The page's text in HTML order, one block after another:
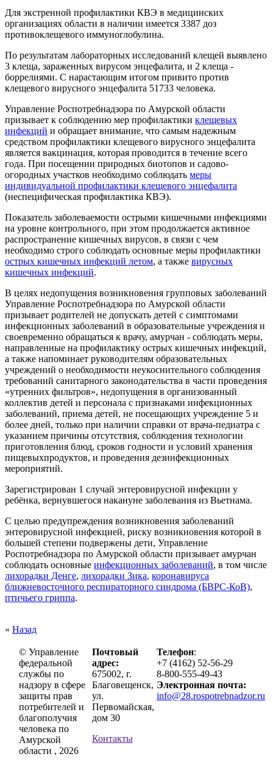
Для экстренной профилактики КВЭ в медицинских
организациях области в наличии имеется 3387 доз
противоклещевого иммуноглобулина.
По результатам лабораторных исследований клещей выявлено
3 клеща, зараженных вирусом энцефалита, и 2 клеща -
боррелиями. С нарастающим итогом привито против
клещевого вирусного энцефалита 51733 человека.
Управление Роспотребнадзора по Амурской области
призывает к соблюдению мер профилактики клещевых
инфекций и обращает внимание, что самым надежным
средством профилактики клещевого вирусного энцефалита
является вакцинация, которая проводится в течение всего
года. При посещении природных биотопов и садово-
огородных участков необходимо соблюдать меры
индивидуальной профилактики клещевого энцефалита
(неспецифическая профилактика КВЭ).
Показатель заболеваемости острыми кишечными инфекциями
на уровне контрольного, при этом продолжается активное
распространение кишечных вирусов, в связи с чем
необходимо строго соблюдать основные меры профилактики
острых кишечных инфекций летом, а также вирусных
кишечных инфекций.
В целях недопущения возникновения групповых заболеваний
Управление Роспотребнадзора по Амурской области
призывает родителей не допускать детей с симптомами
инфекционных заболеваний в образовательные учреждения и
своевременно обращаться к врачу, амурчан - соблюдать меры,
направленные на профилактику острых кишечных инфекций,
а также напоминает руководителям образовательных
учреждений о необходимости неукоснительного соблюдения
требований санитарного законодательства в части проведения
«утренних фильтров», недопущения в организованный
коллектив детей и персонала с признаками инфекционных
заболеваний, приема детей, не посещающих учреждение 5 и
более дней, только при наличии справки от врача-педиатра с
указанием причины отсутствия, соблюдения технологии
приготовления блюд, сроков годности и условий хранения
пищевыхпродуктов, и проведения дезинфекционных
мероприятий.
Зарегистрирован 1 случай энтеровирусной инфекции у
ребёнка, вернувшегося накануне заболевания из Вьетнама.
С целью предупреждения возникновения заболеваний
энтеровирусной инфекцией, риску возникновения которой в
большей степени подвержены дети, Управление
Роспотребнадзора по Амурской области призывает амурчан
соблюдать основные инфекционных заболеваний, в том числе
лихорадки Денге, лихорадки Зика, коронавируса
ближневосточного респираторного синдрома (БВРС-КоВ),
птичьего гриппа.
« Назад
© Управление
федеральной
службы по
надзору в сфере
защиты прав
потребителей и
благополучия
человека по
Амурской
области , 2026
Почтовый
адрес:
675002, г.
Благовещенск,
ул.
Первомайская,
дом 30
Контакты
Телефон:
+7 (4162) 52-56-29
8-800-555-49-43
Электронная почта:
info@28.rospotrebnadzor.ru